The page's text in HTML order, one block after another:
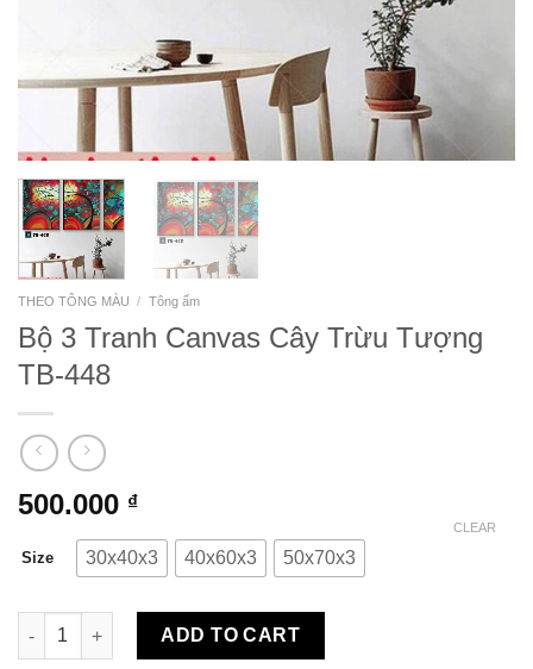
THEO TÔNG MÀU / Tông ấm
Bộ 3 Tranh Canvas Cây Trừu Tượng
TB-448
500.000 ₫
Size 30x40x3 40x60x3 50x70x3
CLEAR
Bộ 3 Tranh Canvas Cây Trừu Tượng TB-448 quantity
ADD TO CART